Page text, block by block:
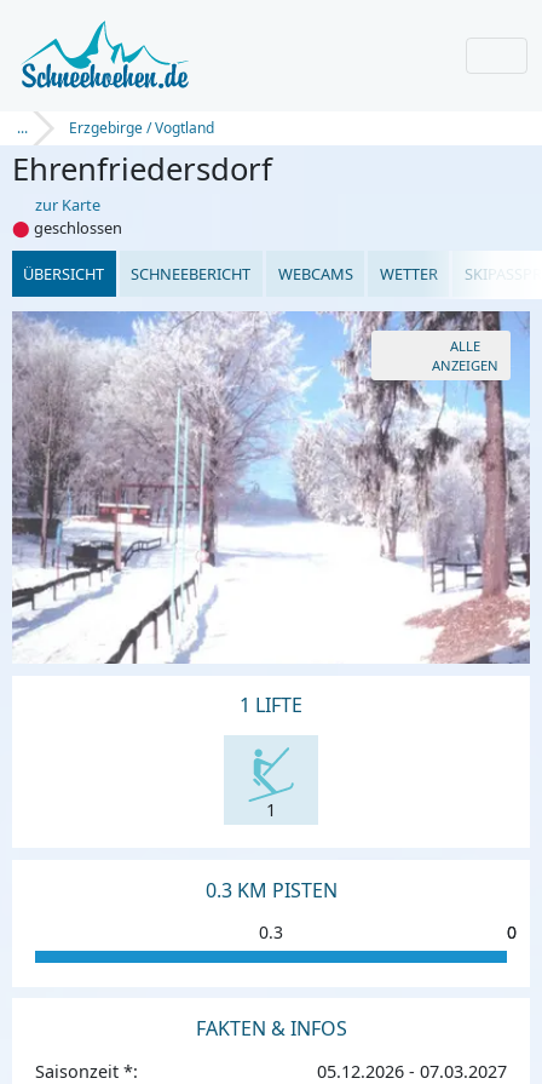
... Erzgebirge / Vogtland
Ehrenfriedersdorf
zur Karte
⬤ geschlossen
ÜBERSICHT SCHNEEBERICHT WEBCAMS WETTER
ALLE
ANZEIGEN
1 LIFTE
1
0.3 KM PISTEN
0.3 0
0
FAKTEN & INFOS
Saisonzeit *: 05.12.2026 - 07.03.2027